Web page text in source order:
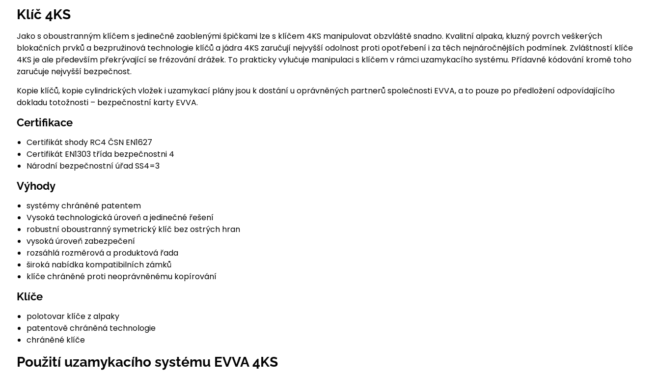
Klíč 4KS
Jako s oboustranným klíčem s jedinečně zaoblenými špičkami lze s klíčem 4KS manipulovat obzvláště snadno. Kvalitní alpaka, kluzný povrch veškerých
blokačních prvků a bezpružinová technologie klíčů a jádra 4KS zaručují nejvyšší odolnost proti opotřebení i za těch nejnáročnějších podmínek. Zvláštností klíče
4KS je ale především překrývající se frézování drážek. To prakticky vylučuje manipulaci s klíčem v rámci uzamykacího systému. Přídavné kódování kromě toho
zaručuje nejvyšší bezpečnost.
Kopie klíčů, kopie cylindrických vložek i uzamykací plány jsou k dostání u oprávněných partnerů společnosti EVVA, a to pouze po předložení odpovídajícího
dokladu totožnosti – bezpečnostní karty EVVA.
Certifikace
Certifikát shody RC4 ČSN EN1627
Certifikát EN1303 třída bezpečnostni 4
Národní bezpečnostní úřad SS4=3
Výhody
systémy chráněné patentem
Vysoká technologická úroveň a jedinečné řešení
robustní oboustranný symetrický klíč bez ostrých hran
vysoká úroveň zabezpečení
rozsáhlá rozměrová a produktová řada
široká nabídka kompatibilních zámků
klíče chráněné proti neoprávněnému kopírování
Klíče
polotovar klíče z alpaky
patentově chráněná technologie
chráněné klíče
Použití uzamykacího systému EVVA 4KS